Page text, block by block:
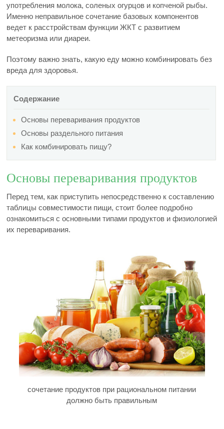
употребления молока, соленых огурцов и копченой рыбы.
Именно неправильное сочетание базовых компонентов
ведет к расстройствам функции ЖКТ с развитием
метеоризма или диареи.
Поэтому важно знать, какую еду можно комбинировать без
вреда для здоровья.
Содержание
Основы переваривания продуктов
Основы раздельного питания
Как комбинировать пищу?
Основы переваривания продуктов
Перед тем, как приступить непосредственно к составлению
таблицы совместимости пищи, стоит более подробно
ознакомиться с основными типами продуктов и физиологией
их переваривания.
сочетание продуктов при рациональном питании
должно быть правильным